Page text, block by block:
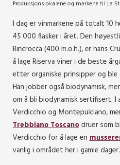
Produksjonslokalene og markene til La
I dag er vinmarkene på totalt 10
45 000 flasker i året. Den
Rincrocca (400 m.o.h.), er hans
å lage Riserva viner i de beste
etter organiske prinsipper og ble
Han jobber også biodynamisk,
om å bli biodynamisk sertifisert. I
Verdicchio og Montepulciano,
Trebbiano Toscanodruer som
Verdicchio for å lage en
vanlig i området her i gamle dager.